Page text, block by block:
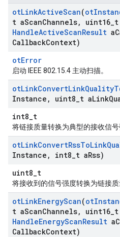
otLinkActiveScan(ot
t aScanChannels, uint16 t
HandleActiveScanResult a
CallbackContext)
otError
启动 IEEE 802.15.4 主动扫描。
otLinkConvertLinkQuality
Instance , uint8 t aLink
int8_t
将链接质量转换为典型的接收信号
otLinkConvertRssToLink
Instance , int8 t aRss)
uint8_t
将接收到的信号强度转换为链接质
otLinkEnergyScan(ot
t aScanChannels, uint16 t
HandleEnergyScanResult a
CallbackContext)